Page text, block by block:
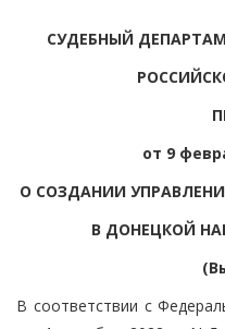
СУДЕБНЫЙ
от 9
О СОЗДАНИИ
В ДОНЕЦКОЙ
В соответствии с